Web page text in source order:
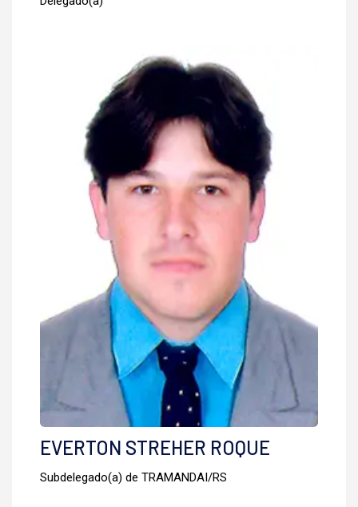
EVERTON STREHER ROQUE
Subdelegado(a) de TRAMANDAI/RS